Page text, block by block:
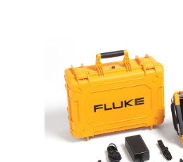
KONTAKTY